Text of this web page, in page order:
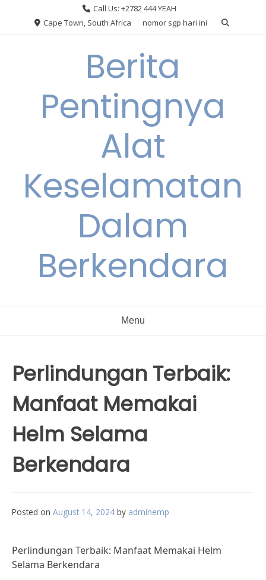
Call Us: +2782 444 YEAH
Cape Town, South Africa
nomor sgp hari ini
Berita
Pentingnya
Alat
Keselamatan
Dalam
Berkendara
Menu
Perlindungan Terbaik:
Manfaat Memakai
Helm Selama
Berkendara
Posted on August 14, 2024 by adminemp
Perlindungan Terbaik: Manfaat Memakai Helm
Selama Berkendara